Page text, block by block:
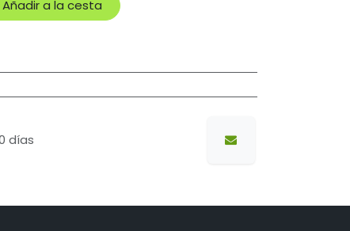
Añadir a la cesta
días